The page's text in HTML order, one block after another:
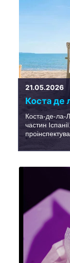
21.05.2026
Коста де
Коста-де-ла-
частин